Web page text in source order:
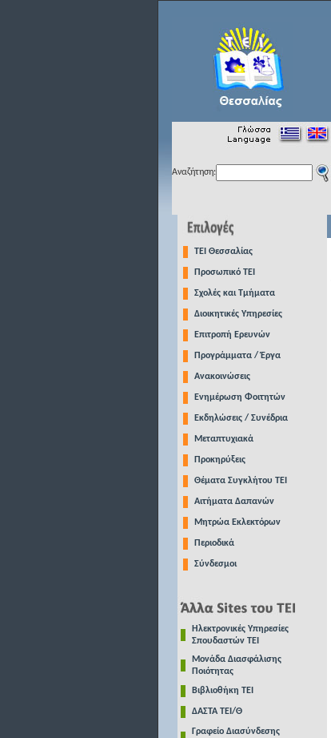
Αναζήτηση:
TEI Θεσσαλίας
Προσωπικό ΤΕΙ
Σχολές και Τμήματα
Διοικητικές Υπηρεσίες
Επιτροπή Ερευνών
Προγράμματα / Έργα
Ανακοινώσεις
Ενημέρωση Φοιτητών
Εκδηλώσεις / Συνέδρια
Μεταπτυχιακά
Προκηρύξεις
Θέματα Συγκλήτου ΤΕΙ
Αιτήματα Δαπανών
Μητρώα Εκλεκτόρων
Περιοδικά
Σύνδεσμοι
Ηλεκτρονικές Υπηρεσίες
Σπουδαστών ΤΕΙ
Μονάδα Διασφάλισης
Ποιότητας
Βιβλιοθήκη ΤΕΙ
ΔΑΣΤΑ ΤΕΙ/Θ
Γραφείο Διασύνδεσης